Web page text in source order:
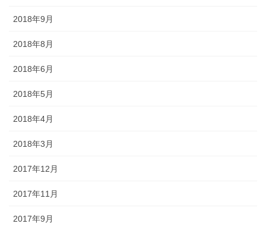
2018年9月
2018年8月
2018年6月
2018年5月
2018年4月
2018年3月
2017年12月
2017年11月
2017年9月